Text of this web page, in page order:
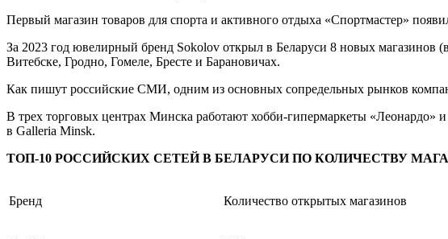
Первый магазин товаров для спорта и активного отдыха «Спортмастер»
За 2023 год ювелирный бренд Sokolov открыл в Беларуси 8 новых
Витебске, Гродно, Гомеле, Бресте и Барановичах.
Как пишут российские СМИ, одним из основных сопредельных рынков
В трех торговых центрах Минска работают хобби-гипермаркеты «Леонардо»
в Galleria Minsk.
ТОП-10 РОССИЙСКИХ СЕТЕЙ В БЕЛАРУСИ ПО КОЛИЧЕСТВУ
Бренд Количество открытых магазинов